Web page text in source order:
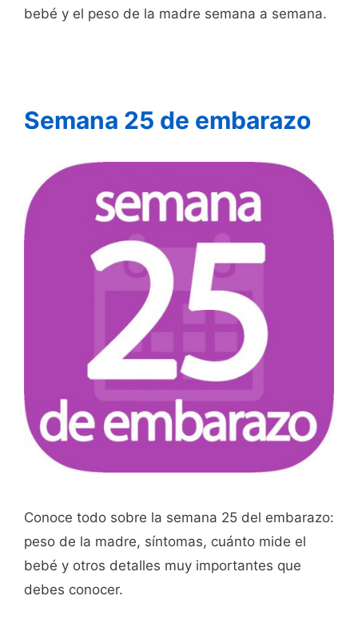
bebé y el peso de la madre semana a semana.
Semana 25 de embarazo
Conoce todo sobre la semana 25 del embarazo:
peso de la madre, síntomas, cuánto mide el
bebé y otros detalles muy importantes que
debes conocer.